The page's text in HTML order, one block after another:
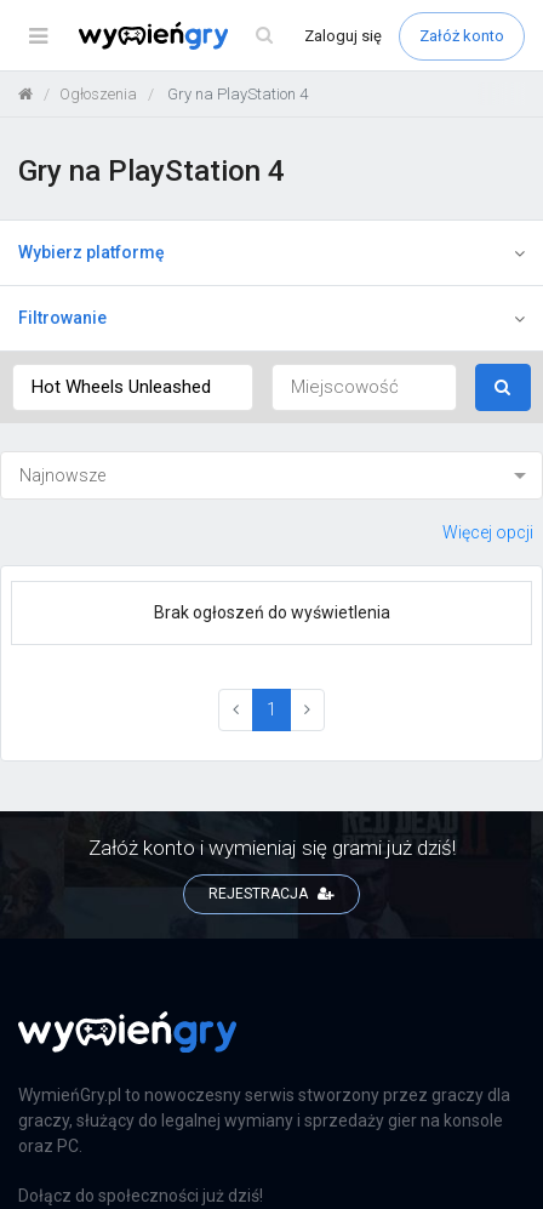
Menu Zaloguj się Załóż konto
Ogłoszenia Gry na PlayStation 4
Gry na PlayStation 4
Wybierz platformę
Filtrowanie
Więcej opcji
Brak ogłoszeń do wyświetlenia
1 (current)
Załóż konto i wymieniaj się grami już dziś!
REJESTRACJA
WymieńGry.pl to nowoczesny serwis stworzony przez graczy dla
graczy, służący do legalnej wymiany i sprzedaży gier na konsole
oraz PC.
Dołącz do społeczności już dziś!